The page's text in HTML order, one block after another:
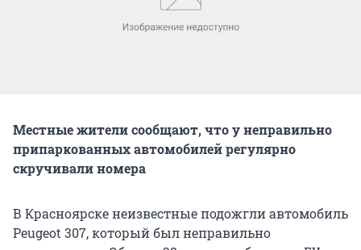
Местные жители сообщают, что у неправильно
припаркованных автомобилей регулярно
скручивали номера
В Красноярске неизвестные подожгли автомобиль
Peugeot 307, который был неправильно